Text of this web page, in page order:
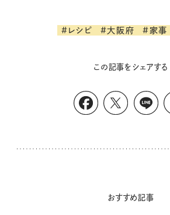
#レシピ #大阪府 #家事
この記事をシェアする
おすすめ記事